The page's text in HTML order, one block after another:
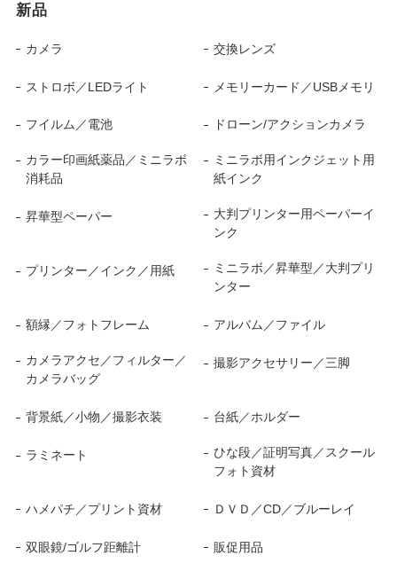
新品
カメラ 交換レンズ
ストロボ／LEDライト メモリーカード／USBメモリ
フイルム／電池 ドローン/アクションカメラ
カラー印画紙薬品／ミニラボ
消耗品
ミニラボ用インクジェット用
紙インク
昇華型ペーパー
大判プリンター用ペーパーイ
ンク
プリンター／インク／用紙
ミニラボ／昇華型／大判プリ
ンター
額縁／フォトフレーム アルバム／ファイル
カメラアクセ／フィルター／
カメラバッグ
撮影アクセサリー／三脚
背景紙／小物／撮影衣装 台紙／ホルダー
ラミネート
ひな段／証明写真／スクール
フォト資材
ハメパチ／プリント資材 ＤＶＤ／CD／ブルーレイ
双眼鏡/ゴルフ距離計 販促用品